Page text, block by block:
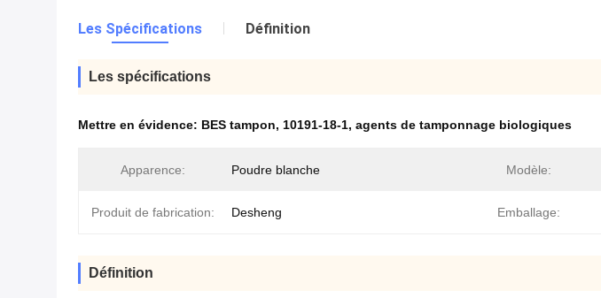
Les Spécifications Définition
Les spécifications
Mettre en évidence: BES tampon, 10191-18-1, agents de tamponnage biologiques
Apparence: Poudre blanche Modèle:
Produit de fabrication: Desheng Emballage:
Définition